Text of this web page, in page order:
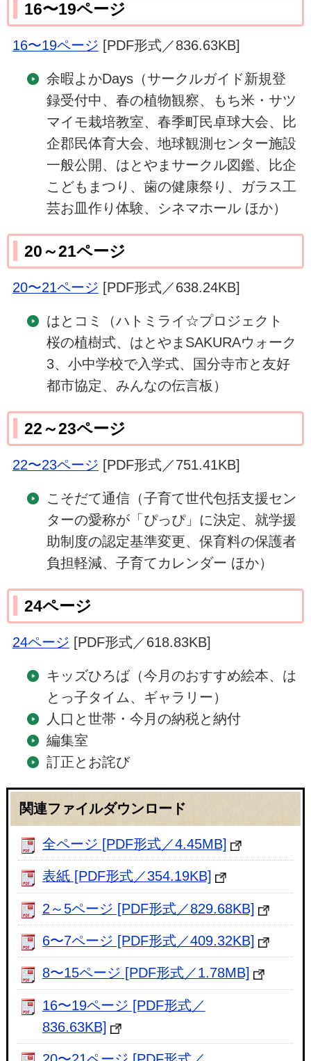
16〜19ページ
16〜19ページ [PDF形式／836.63KB]
余暇よかDays（サークルガイド新規登
録受付中、春の植物観察、もち米・サツ
マイモ栽培教室、春季町民卓球大会、比
企郡民体育大会、地球観測センター施設
一般公開、はとやまサークル図鑑、比企
こどもまつり、歯の健康祭り、ガラス工
芸お皿作り体験、シネマホール ほか）
20～21ページ
20〜21ページ [PDF形式／638.24KB]
はとコミ（ハトミライ☆プロジェクト
桜の植樹式、はとやまSAKURAウォーク
3、小中学校で入学式、国分寺市と友好
都市協定、みんなの伝言板）
22～23ページ
22〜23ページ [PDF形式／751.41KB]
こそだて通信（子育て世代包括支援セン
ターの愛称が「ぴっぴ」に決定、就学援
助制度の認定基準変更、保育料の保護者
負担軽減、子育てカレンダー ほか）
24ページ
24ページ [PDF形式／618.83KB]
キッズひろば（今月のおすすめ絵本、は
とっ子タイム、ギャラリー）
人口と世帯・今月の納税と納付
編集室
訂正とお詫び
関連ファイルダウンロード
全ページ [PDF形式／4.45MB]
表紙 [PDF形式／354.19KB]
2～5ページ [PDF形式／829.68KB]
6〜7ページ [PDF形式／409.32KB]
8〜15ページ [PDF形式／1.78MB]
16〜19ページ [PDF形式／
836.63KB]